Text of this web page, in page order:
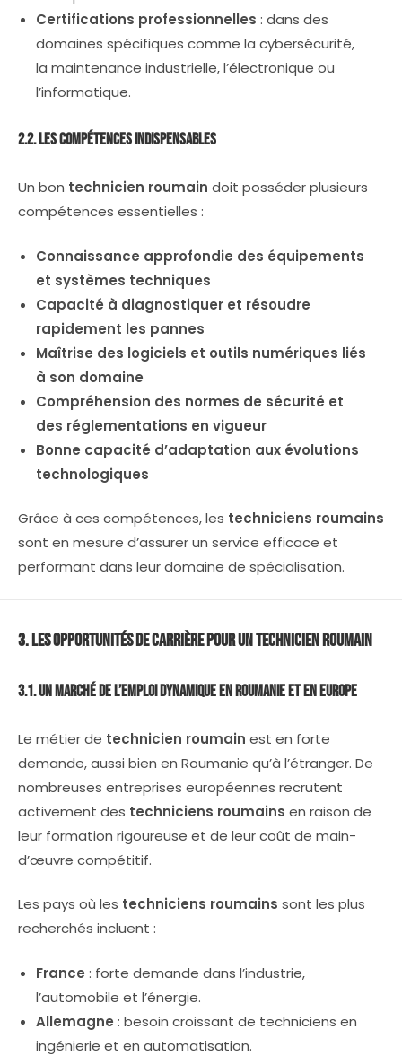
Certifications professionnelles : dans des
domaines spécifiques comme la cybersécurité,
la maintenance industrielle, l’électronique ou
l’informatique.
2.2. Les Compétences Indispensables
Un bon technicien roumain doit posséder plusieurs
compétences essentielles :
Connaissance approfondie des équipements
et systèmes techniques
Capacité à diagnostiquer et résoudre
rapidement les pannes
Maîtrise des logiciels et outils numériques liés
à son domaine
Compréhension des normes de sécurité et
des réglementations en vigueur
Bonne capacité d’adaptation aux évolutions
technologiques
Grâce à ces compétences, les techniciens roumains
sont en mesure d’assurer un service efficace et
performant dans leur domaine de spécialisation.
3. Les Opportunités de Carrière pour un Technicien Roumain
3.1. Un Marché de l’Emploi Dynamique en Roumanie et en Europe
Le métier de technicien roumain est en forte
demande, aussi bien en Roumanie qu’à l’étranger. De
nombreuses entreprises européennes recrutent
activement des techniciens roumains en raison de
leur formation rigoureuse et de leur coût de main-
d’œuvre compétitif.
Les pays où les techniciens roumains sont les plus
recherchés incluent :
France : forte demande dans l’industrie,
l’automobile et l’énergie.
Allemagne : besoin croissant de techniciens en
ingénierie et en automatisation.